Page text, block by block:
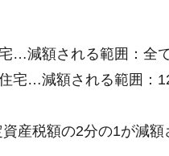
…減額される範囲：全
宅…減額される範囲：
産税額の2分の1が減額